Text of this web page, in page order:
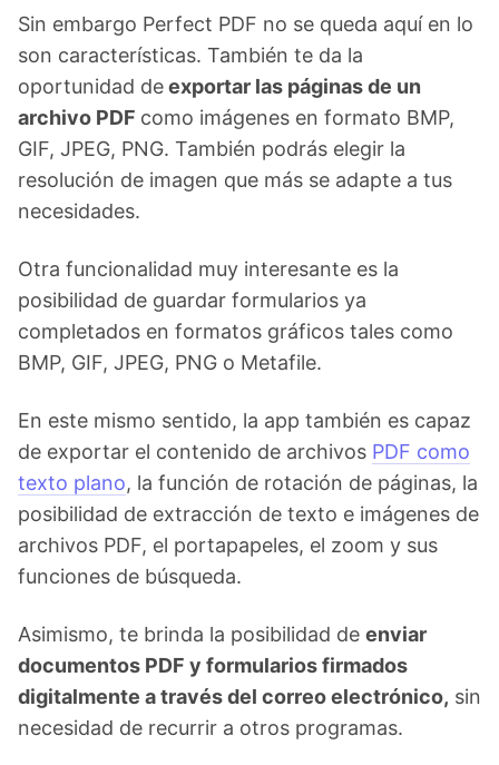
Sin embargo Perfect PDF no se queda aquí en lo
son características. También te da la
oportunidad deexportar las páginas de un
archivo PDF como imágenes en formato BMP,
GIF, JPEG, PNG. También podrás elegir la
resolución de imagen que más se adapte a tus
necesidades.
Otra funcionalidad muy interesante es la
posibilidad de guardar formularios ya
completados en formatos gráficos tales como
BMP, GIF, JPEG, PNG o Metafile.
En este mismo sentido, la app también es capaz
de exportar el contenido de archivos PDF como
texto plano, la función de rotación de páginas, la
posibilidad de extracción de texto e imágenes de
archivos PDF, el portapapeles, el zoom y sus
funciones de búsqueda.
Asimismo, te brinda la posibilidad de enviar
documentos PDF y formularios firmados
digitalmente a través del correo electrónico, sin
necesidad de recurrir a otros programas.